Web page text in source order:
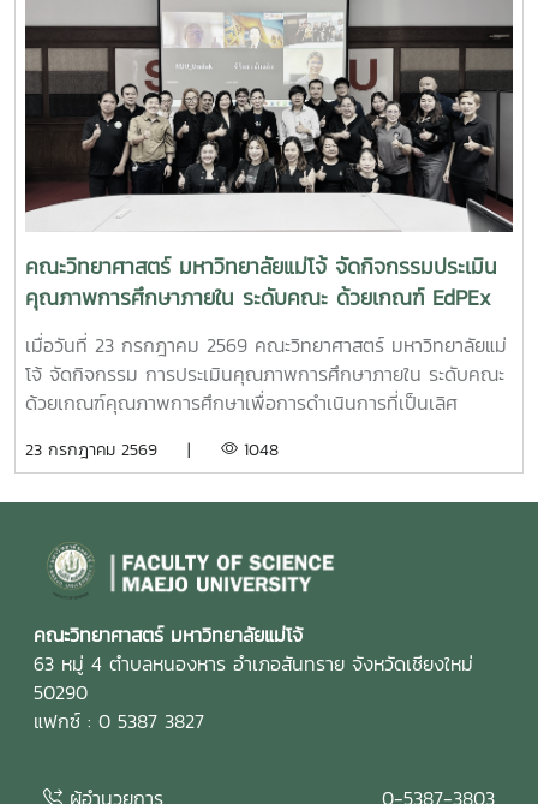
คณะวิทยาศาสตร์ มหาวิทยาลัยแม่โจ้ จัดกิจกรรมประเมิน
คุณภาพการศึกษาภายใน ระดับคณะ ด้วยเกณฑ์ EdPEx
ประจำปีการศึกษา 2568
เมื่อวันที่ 23 กรกฎาคม 2569 คณะวิทยาศาสตร์ มหาวิทยาลัยแม่
โจ้ จัดกิจกรรม การประเมินคุณภาพการศึกษาภายใน ระดับคณะ
ด้วยเกณฑ์คุณภาพการศึกษาเพื่อการดำเนินการที่เป็นเลิศ
EdPEx) ประจำปีการศึกษา 2568 เพื่อทบทวนผลการดำเนินงาน
องค์กรและการจัดการศึกษาอย่างยั่งยืน ในการนี้ คณะกรรมการ
ประเมินคุณภาพการศึกษาภายใน ได้ร่วมดำเนินการ วิพากษ์และ
ให้ข้อเสนอแนะต่อรายงานผลการดำเนินการเพื่อความเป็นเลิศ
(EdPEx Report) โดยพิจารณาความครบถ้วน ความเชื่อมโยง
และความสอดคล้องของผลการดำเนินงานในทุกหมวดของเกณฑ์
EdPEx พร้อมแลกเปลี่ยนข้อคิดเห็นและแนวทางการพัฒนา เพื่อ
ยกระดับคุณภาพของรายงานและเตรียมความพร้อมสำหรับการ
23 กรกฎาคม 2569 | 1048
คณะวิทยาศาสตร์ มหาวิทยาลัยแม่โจ้
63 หมู่ 4 ตำบลหนองหาร อำเภอสันทราย จังหวัดเชียงใหม่
50290
แฟกซ์ : 0 5387 3827
ผู้อำนวยการ 0-5387-3803